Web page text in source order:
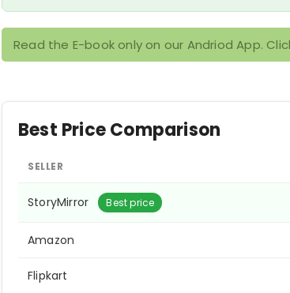
Read the E-book only on our Andriod App.
Best Price Comparison
SELLER
StoryMirror Best price
Amazon
Flipkart